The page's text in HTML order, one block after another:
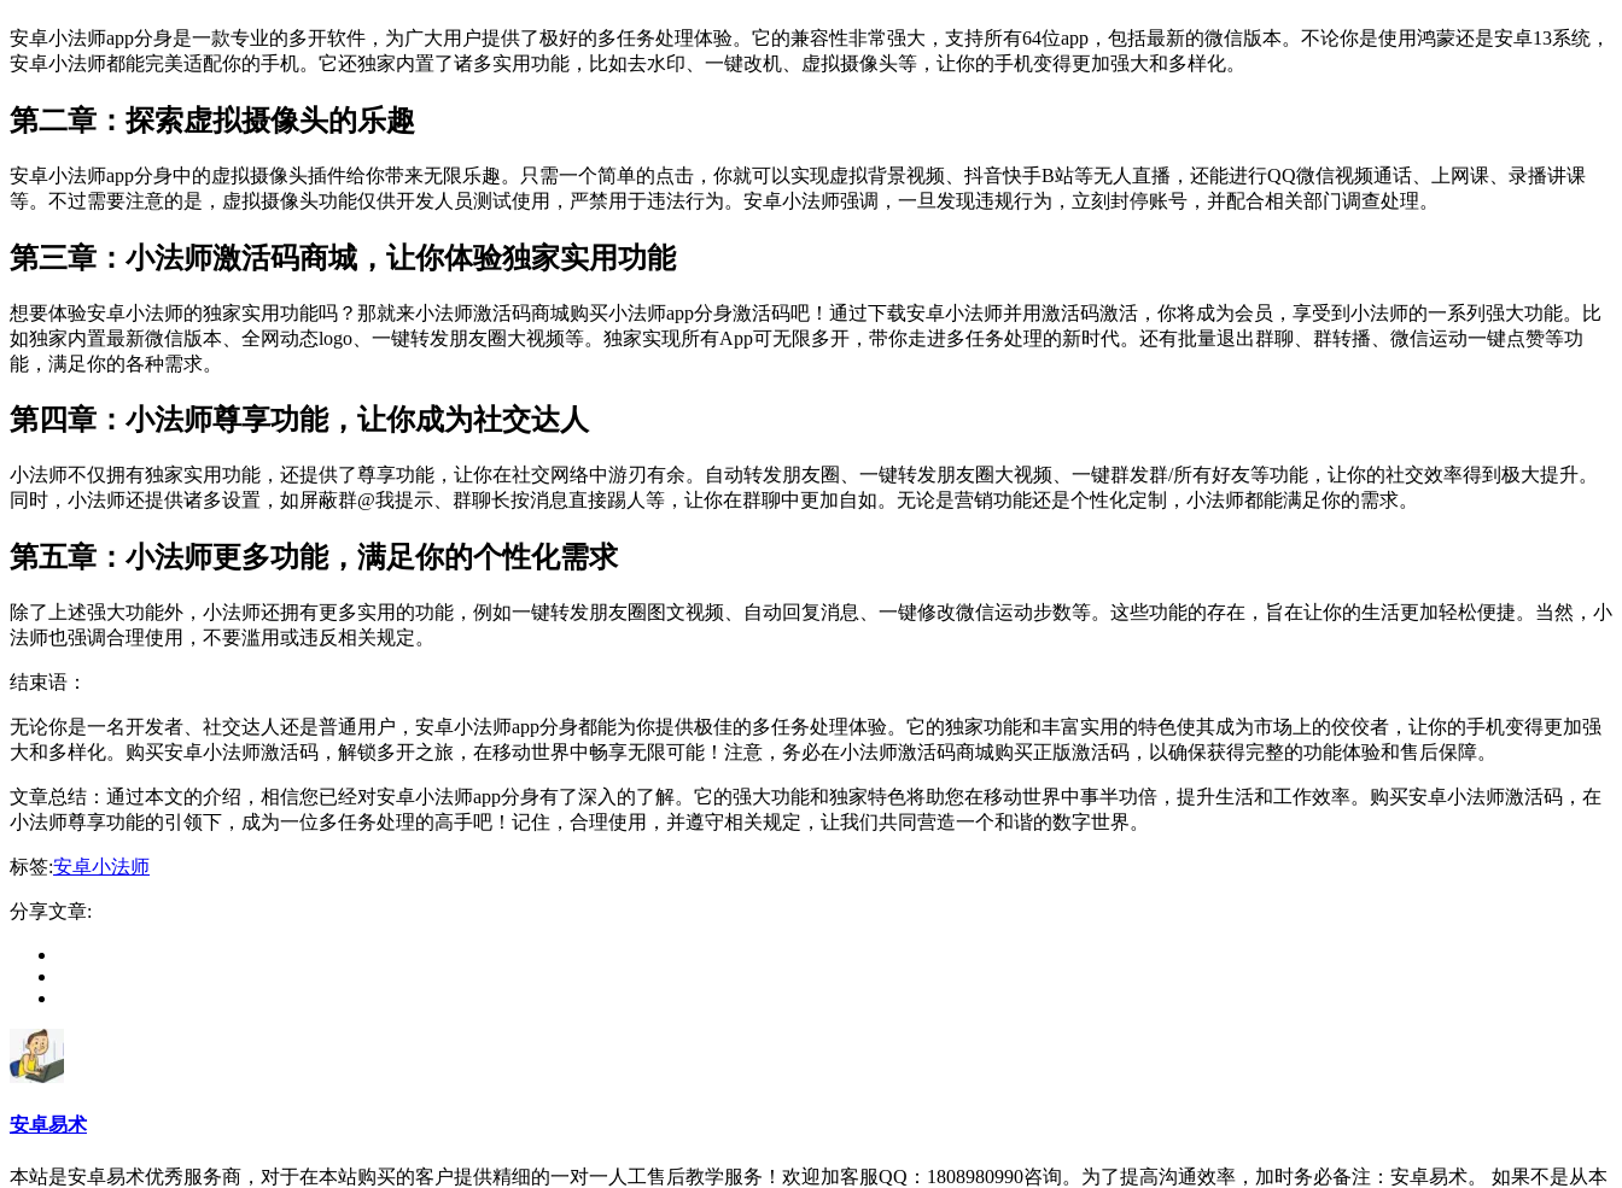
安卓小法师app分身是一款专业的多开软件，为广大用户提供了极好的多任务处理体验。它的兼容性非常强大，支持所有64位app，包括最新的微信版本。不论你是使用鸿蒙还是安卓13系统，
安卓小法师都能完美适配你的手机。它还独家内置了诸多实用功能，比如去水印、一键改机、虚拟摄像头等，让你的手机变得更加强大和多样化。
第二章：探索虚拟摄像头的乐趣
安卓小法师app分身中的虚拟摄像头插件给你带来无限乐趣。只需一个简单的点击，你就可以实现虚拟背景视频、抖音快手B站等无人直播，还能进行QQ微信视频通话、上网课、录播讲课
等。不过需要注意的是，虚拟摄像头功能仅供开发人员测试使用，严禁用于违法行为。安卓小法师强调，一旦发现违规行为，立刻封停账号，并配合相关部门调查处理。
第三章：小法师激活码商城，让你体验独家实用功能
想要体验安卓小法师的独家实用功能吗？那就来小法师激活码商城购买小法师app分身激活码吧！通过下载安卓小法师并用激活码激活，你将成为会员，享受到小法师的一系列强大功能。比
如独家内置最新微信版本、全网动态logo、一键转发朋友圈大视频等。独家实现所有App可无限多开，带你走进多任务处理的新时代。还有批量退出群聊、群转播、微信运动一键点赞等功
能，满足你的各种需求。
第四章：小法师尊享功能，让你成为社交达人
小法师不仅拥有独家实用功能，还提供了尊享功能，让你在社交网络中游刃有余。自动转发朋友圈、一键转发朋友圈大视频、一键群发群/所有好友等功能，让你的社交效率得到极大提升。
同时，小法师还提供诸多设置，如屏蔽群@我提示、群聊长按消息直接踢人等，让你在群聊中更加自如。无论是营销功能还是个性化定制，小法师都能满足你的需求。
第五章：小法师更多功能，满足你的个性化需求
除了上述强大功能外，小法师还拥有更多实用的功能，例如一键转发朋友圈图文视频、自动回复消息、一键修改微信运动步数等。这些功能的存在，旨在让你的生活更加轻松便捷。当然，小
法师也强调合理使用，不要滥用或违反相关规定。
结束语：
无论你是一名开发者、社交达人还是普通用户，安卓小法师app分身都能为你提供极佳的多任务处理体验。它的独家功能和丰富实用的特色使其成为市场上的佼佼者，让你的手机变得更加强
大和多样化。购买安卓小法师激活码，解锁多开之旅，在移动世界中畅享无限可能！注意，务必在小法师激活码商城购买正版激活码，以确保获得完整的功能体验和售后保障。
文章总结：通过本文的介绍，相信您已经对安卓小法师app分身有了深入的了解。它的强大功能和独家特色将助您在移动世界中事半功倍，提升生活和工作效率。购买安卓小法师激活码，在
小法师尊享功能的引领下，成为一位多任务处理的高手吧！记住，合理使用，并遵守相关规定，让我们共同营造一个和谐的数字世界。
标签:安卓小法师
分享文章:
安卓易术
本站是安卓易术优秀服务商，对于在本站购买的客户提供精细的一对一人工售后教学服务！欢迎加客服QQ：1808980990咨询。为了提高沟通效率，加时务必备注：安卓易术。 如果不是从本